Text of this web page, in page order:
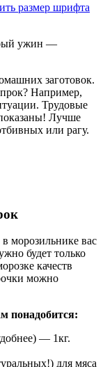
размер шрифта
ужин —
заготовок.
Например,
Трудовые
Лучше
или рагу.
морозильнике вас
будет только
качеств
можно
понадобится:
— 1кг.
для мяса